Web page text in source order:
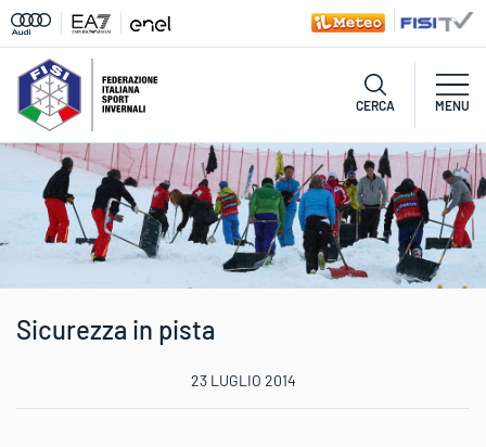
CERCA MENU
Sicurezza in pista
23 LUGLIO 2014